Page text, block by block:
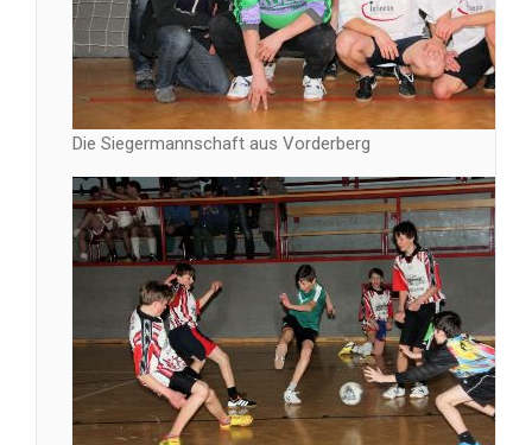
Die Siegermannschaft aus Vorderberg